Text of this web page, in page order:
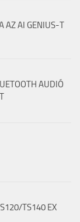
AZ AI GENIUS-T
AUDIÓ
TS140 EX